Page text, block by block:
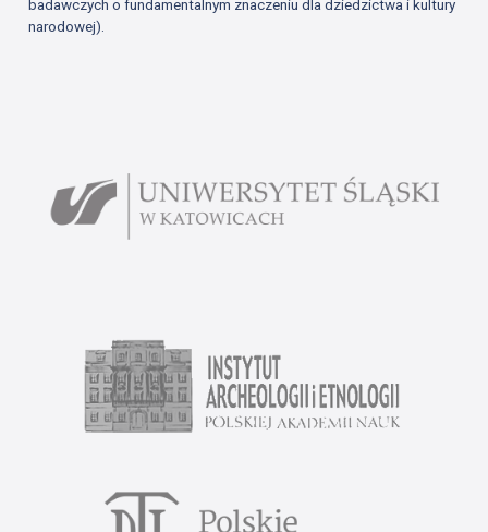
badawczych o fundamentalnym znaczeniu dla dziedzictwa i kultury
narodowej).